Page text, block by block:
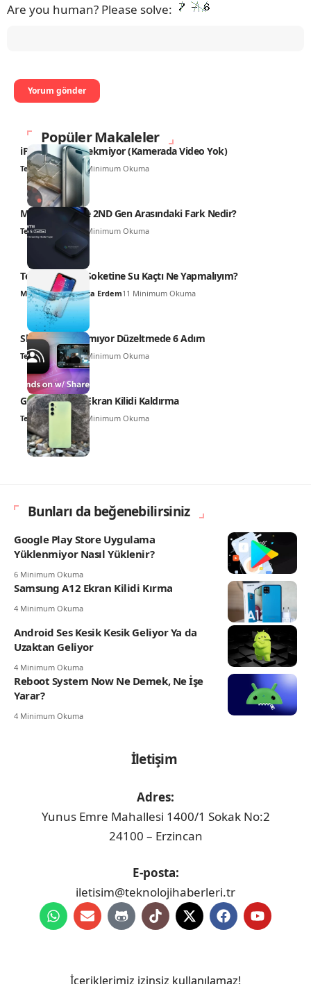
Are you human? Please solve:
Popüler Makaleler
iPhone Video Çekmiyor (Kamerada Video Yok)
Teknoloji Haber 4 Minimum Okuma
Mi TV Box 4K ile 2ND Gen Arasındaki Fark Nedir?
Teknoloji Haber 6 Minimum Okuma
Telefonun Şarj Soketine Su Kaçtı Ne Yapmalıyım?
Muhammed Hamza Erdem11 Minimum Okuma
SharePlay Çalışmıyor Düzeltmede 6 Adım
Teknoloji Haber6 Minimum Okuma
Galaxy A34 5G Ekran Kilidi Kaldırma
Teknoloji Haber5 Minimum Okuma
Bunları da beğenebilirsiniz
Google Play Store Uygulama
Yüklenmiyor Nasıl Yüklenir?
6 Minimum Okuma
Samsung A12 Ekran Kilidi Kırma
4 Minimum Okuma
Android Ses Kesik Kesik Geliyor Ya da
Uzaktan Geliyor
4 Minimum Okuma
Reboot System Now Ne Demek, Ne İşe
Yarar?
4 Minimum Okuma
İletişim
Adres:
Yunus Emre Mahallesi 1400/1 Sokak No:2
24100 – Erzincan
E-posta:
iletisim@teknolojihaberleri.tr
İçeriklerimiz izinsiz kullanılamaz!